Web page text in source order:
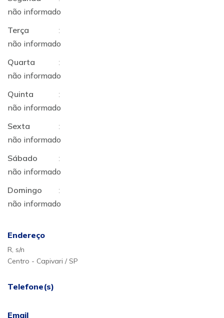
não informado
Terça
:
não informado
Quarta
:
não informado
Quinta
:
não informado
Sexta
:
não informado
Sábado
:
não informado
Domingo
:
não informado
Endereço
R, s/n
Centro - Capivari / SP
Telefone(s)
Email